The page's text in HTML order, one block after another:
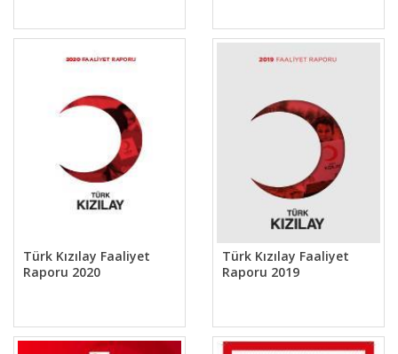
Türk Kızılay Faaliyet
Raporu 2020
Türk Kızılay Faaliyet
Raporu 2019